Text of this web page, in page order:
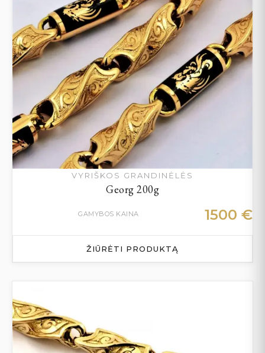
VYRIŠKOS GRANDINĖLĖS
Georg 200g
GAMYBOS KAINA 1500 €
ŽIŪRĖTI PRODUKTĄ